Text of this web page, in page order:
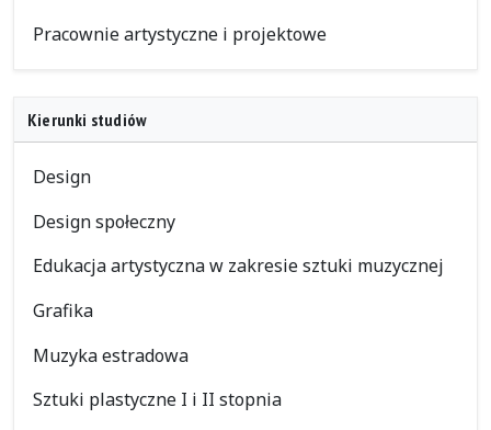
Pracownie artystyczne i projektowe
Kierunki studiów
Design
Design społeczny
Edukacja artystyczna w zakresie sztuki muzycznej
Grafika
Muzyka estradowa
Sztuki plastyczne I i II stopnia